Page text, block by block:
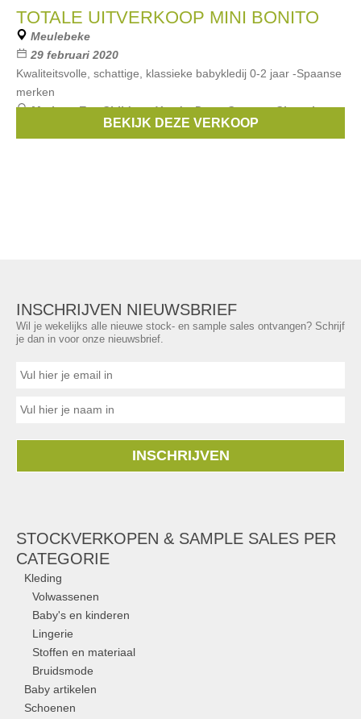
TOTALE UITVERKOOP MINI BONITO
Meulebeke
29 februari 2020
Kwaliteitsvolle, schattige, klassieke babykledij 0-2 jaar -Spaanse
merken
Merken:Eve Children,Yoedy,Dona Carmen,Chocolat
La Ponderosa, ...
BEKIJK DEZE VERKOOP
INSCHRIJVEN NIEUWSBRIEF
Wil je wekelijks alle nieuwe stock- en sample sales ontvangen? Schrijf
je dan in voor onze nieuwsbrief.
INSCHRIJVEN
STOCKVERKOPEN & SAMPLE SALES PER
CATEGORIE
Kleding
Volwassenen
Baby's en kinderen
Lingerie
Stoffen en materiaal
Bruidsmode
Baby artikelen
Schoenen